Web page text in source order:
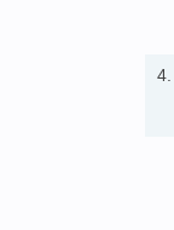
4.